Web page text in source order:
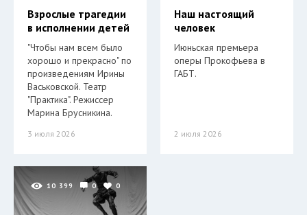
Взрослые трагедии
в исполнении детей
"Чтобы нам всем было
хорошо и прекрасно" по
произведениям Ирины
Васьковской. Театр
"Практика". Режиссер
Марина Брусникина.
3 июля 2026
Наш настоящий
человек
Июньская премьера
оперы Прокофьева в
ГАБТ.
2 июля 2026
10 399 0 0